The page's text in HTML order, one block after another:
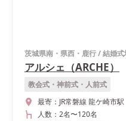
茨城県南・県西・鹿行/結婚式
アルシェ（ARCHE）
教会式・神前式・人前式
最寄： JR常磐線 龍ケ崎市
人数： 2名〜120名